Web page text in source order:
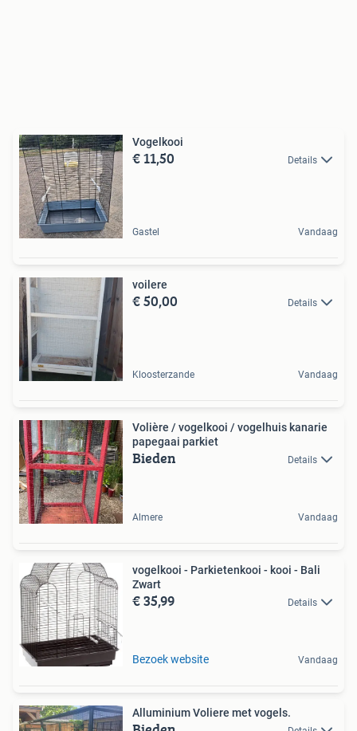
Vogelkooi
€ 11,50 Details
Gastel Vandaag
voilere
€ 50,00 Details
Kloosterzande Vandaag
Volière / vogelkooi / vogelhuis kanarie
papegaai parkiet
Bieden Details
Almere Vandaag
vogelkooi - Parkietenkooi - kooi - Bali
Zwart
€ 35,99 Details
Bezoek website Vandaag
Alluminium Voliere met vogels.